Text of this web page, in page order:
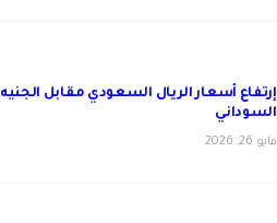
إرتفاع أسعار الريال السعودي مقابل الجنيه
السوداني
مايو 26, 2026